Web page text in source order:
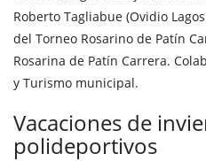
Roberto Tagliabue (Ovidio
del Torneo Rosarino de Patín
Rosarina de Patín Carrera.
y Turismo municipal.
Vacaciones de
polideportivos